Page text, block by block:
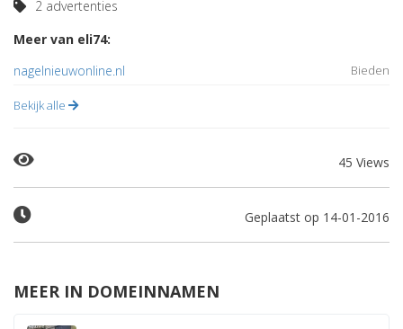
2 advertenties
Meer van eli74:
nagelnieuwonline.nl
Bieden
Bekijk alle
45 Views
Geplaatst op 14-01-2016
MEER IN DOMEINNAMEN